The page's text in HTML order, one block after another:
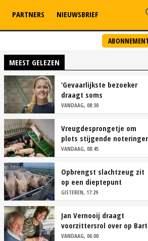
PARTNERS NIEUWSBRIEF
MEEST GELEZEN
‘Gevaarlijkste bezoeker
draagt soms
overschoenen’
VANDAAG, 08:30
Vreugdesprongetje om
plots stijgende
VANDAAG, 08:45
Opbrengst slachtzeug zit
op een dieptepunt
GISTEREN, 17:29
Jan Vernooij draagt
voorzittersrol over op Bart
Camps
VANDAAG, 06:00